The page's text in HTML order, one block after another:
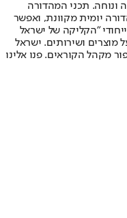
ונוחה. תכני המהדורה
יומית מקוונת, ואפשר
"הקליקה של ישראל
מוצרים ושירותים. ישראל
מקהל הקוראים. פנו אלינו